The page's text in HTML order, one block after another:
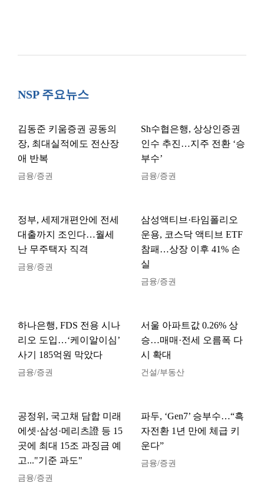
NSP 주요뉴스
김동준 키움증권 공동의
장, 최대실적에도 전산장
애 반복
금융/증권
Sh수협은행, 상상인증권
인수 추진…지주 전환 ‘승
부수’
금융/증권
정부, 세제개편안에 전세
대출까지 조인다…월세
난 무주택자 직격
금융/증권
삼성액티브·타임폴리오
운용, 코스닥 액티브 ETF
참패…상장 이후 41% 손
실
금융/증권
하나은행, FDS 전용 시나
리오 도입…‘케이알이심’
사기 185억원 막았다
금융/증권
서울 아파트값 0.26% 상
승…매매·전세 오름폭 다
시 확대
건설/부동산
공정위, 국고채 담합 미래
에셋·삼성·메리츠證 등 15
곳에 최대 15조 과징금 예
고..."기준 과도"
금융/증권
파두, ‘Gen7’ 승부수…“흑
자전환 1년 만에 체급 키
운다”
금융/증권